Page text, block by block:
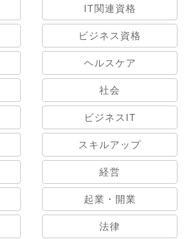
IT関連資格
ビジネス資格
ヘルスケア
社会
ビジネスIT
スキルアップ
経営
起業・開業
法律